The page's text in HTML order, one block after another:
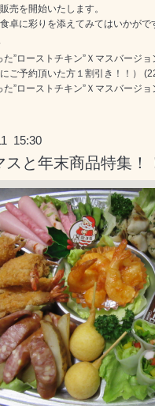
売を開始いたします。
卓に彩りを添えてみてはいかがで
た”ローストチキン”Ｘマスバージ
ご予約頂いた方１割引き！！）
た”ローストチキン”Ｘマスバージ
15:30
スと年末商品特集！